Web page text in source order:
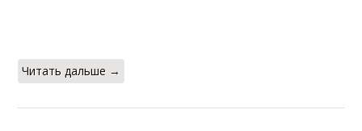
Читать дальше →